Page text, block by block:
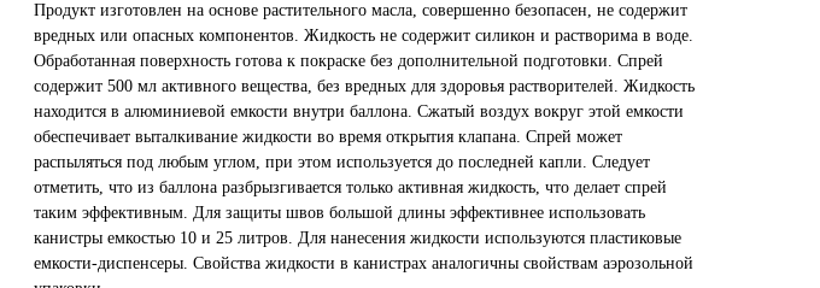
Продукт изготовлен на основе растительного масла, совершенно безопасен, не содержит
вредных или опасных компонентов. Жидкость не содержит силикон и растворима в воде.
Обработанная поверхность готова к покраске без дополнительной подготовки. Спрей
содержит 500 мл активного вещества, без вредных для здоровья растворителей. Жидкость
находится в алюминиевой емкости внутри баллона. Сжатый воздух вокруг этой емкости
обеспечивает выталкивание жидкости во время открытия клапана. Спрей может
распыляться под любым углом, при этом используется до последней капли. Следует
отметить, что из баллона разбрызгивается только активная жидкость, что делает спрей
таким эффективным. Для защиты швов большой длины эффективнее использовать
канистры емкостью 10 и 25 литров. Для нанесения жидкости используются пластиковые
емкости-диспенсеры. Свойства жидкости в канистрах аналогичны свойствам аэрозольной